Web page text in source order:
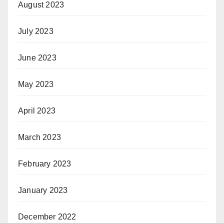
August 2023
July 2023
June 2023
May 2023
April 2023
March 2023
February 2023
January 2023
December 2022